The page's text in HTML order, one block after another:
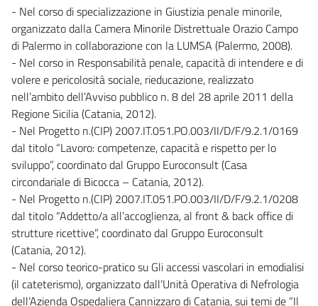
- Nel corso di specializzazione in Giustizia penale minorile,
organizzato dalla Camera Minorile Distrettuale Orazio Campo
di Palermo in collaborazione con la LUMSA (Palermo, 2008).
- Nel corso in Responsabilità penale, capacità di intendere e di
volere e pericolosità sociale, rieducazione, realizzato
nell’ambito dell’Avviso pubblico n. 8 del 28 aprile 2011 della
Regione Sicilia (Catania, 2012).
- Nel Progetto n.(CIP) 2007.IT.051.PO.003/II/D/F/9.2.1/0169
dal titolo “Lavoro: competenze, capacità e rispetto per lo
sviluppo”, coordinato dal Gruppo Euroconsult (Casa
circondariale di Bicocca – Catania, 2012).
- Nel Progetto n.(CIP) 2007.IT.051.PO.003/II/D/F/9.2.1/0208
dal titolo “Addetto/a all’accoglienza, al front & back office di
strutture ricettive”, coordinato dal Gruppo Euroconsult
(Catania, 2012).
- Nel corso teorico-pratico su Gli accessi vascolari in emodialisi
(il cateterismo), organizzato dall’Unità Operativa di Nefrologia
dell’Azienda Ospedaliera Cannizzaro di Catania, sui temi de “Il